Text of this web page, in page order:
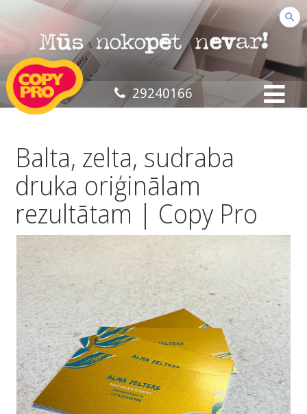
29240166
Balta, zelta, sudraba
druka oriģinālam
rezultātam | Copy Pro